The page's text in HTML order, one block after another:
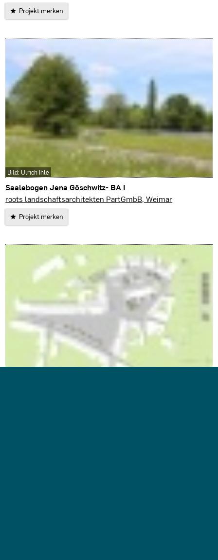
Projekt merken
Saalebogen Jena Göschwitz- BA I
roots landschaftsarchitekten PartGmbB, Weimar
Projekt merken
Bild: Ulrich Ihle